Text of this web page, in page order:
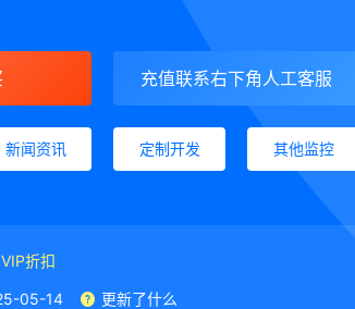
充值联系右下角人工客服
新闻资讯 定制开发 其他监控
VIP折扣
05-14 更新了什么